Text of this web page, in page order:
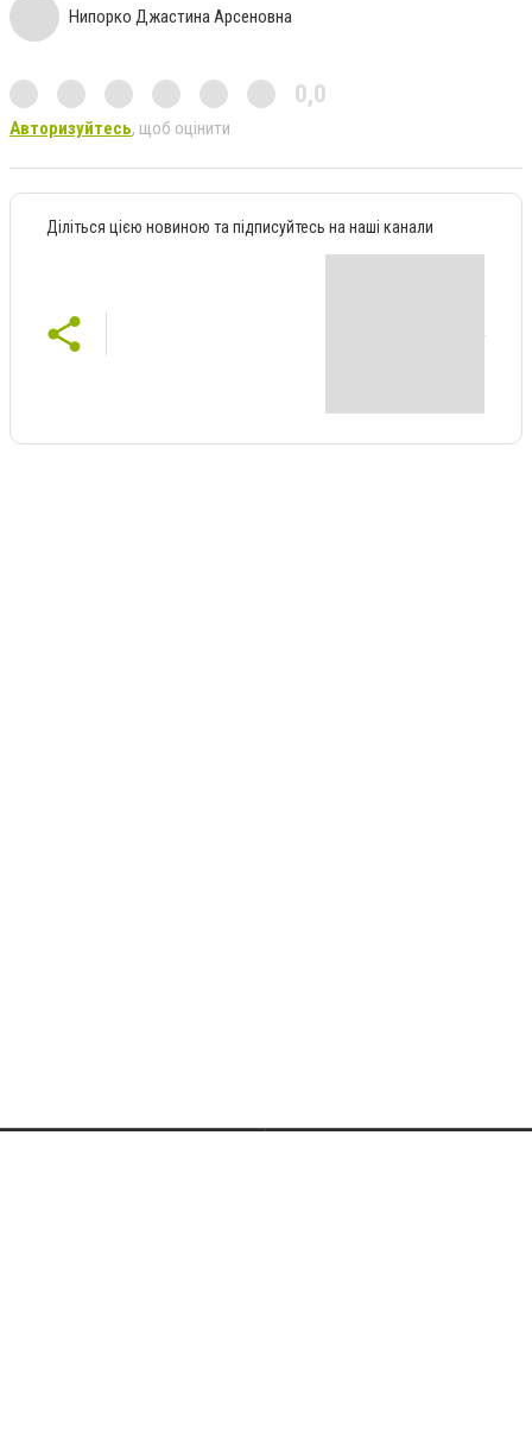
Нипорко Джастина Арсеновна
0,0
Авторизуйтесь, щоб оцінити
Діліться цією новиною та підписуйтесь на наші канали